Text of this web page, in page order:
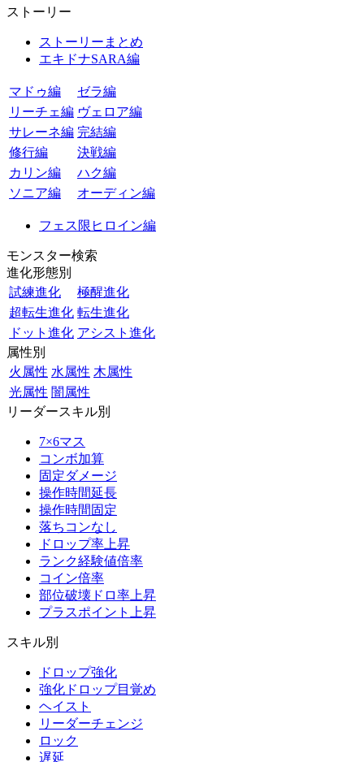
ストーリー
ストーリーまとめ
エキドナSARA編
マドゥ編
ゼラ編
リーチェ編 ヴェロア編
サレーネ編 完結編
修行編
決戦編
カリン編
ハク編
ソニア編
オーディン編
フェス限ヒロイン編
モンスター検索
進化形態別
試練進化
極醒進化
超転生進化 転生進化
ドット進化 アシスト進化
属性別
火属性 水属性 木属性
光属性 闇属性
リーダースキル別
7×6マス
コンボ加算
固定ダメージ
操作時間延長
操作時間固定
落ちコンなし
ドロップ率上昇
ランク経験値倍率
コイン倍率
部位破壊ドロ率上昇
プラスポイント上昇
スキル別
ドロップ強化
強化ドロップ目覚め
ヘイスト
リーダーチェンジ
ロック
遅延